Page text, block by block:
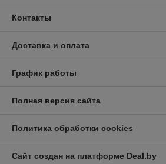
Контакты
Доставка и оплата
График работы
Полная версия сайта
Политика обработки cookies
Сайт создан на платформе Deal.by